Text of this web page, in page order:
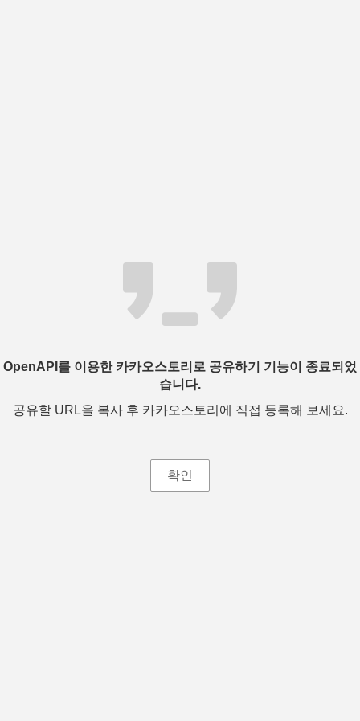
OpenAPI를 이용한 카카오스토리로 공유하기 기능이 종료되었
습니다.
공유할 URL을 복사 후 카카오스토리에 직접 등록해 보세요.
확인